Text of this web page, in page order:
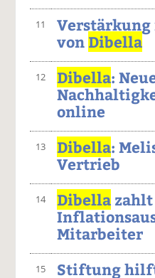
11
Verstärkung
von Dibella
12 Dibella:
online
13 Dibella:
Vertrieb
14 Dibella zahlt
Mitarbeiter
15
Stiftung